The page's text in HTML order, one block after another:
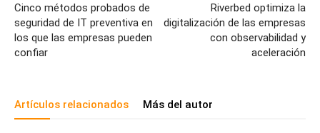
Cinco métodos probados de
seguridad de IT preventiva en
los que las empresas pueden
confiar
Riverbed optimiza la
digitalización de las empresas
con observabilidad y
aceleración
Artículos relacionados Más del autor